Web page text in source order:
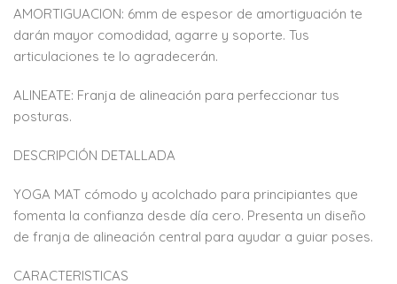
AMORTIGUACION: 6mm de espesor de amortiguación te
darán mayor comodidad, agarre y soporte. Tus
articulaciones te lo agradecerán.
ALINEATE: Franja de alineación para perfeccionar tus
posturas.
DESCRIPCIÓN DETALLADA
YOGA MAT cómodo y acolchado para principiantes que
fomenta la confianza desde día cero. Presenta un diseño
de franja de alineación central para ayudar a guiar poses.
CARACTERISTICAS